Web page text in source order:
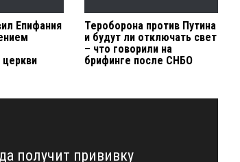
Епифания
Тероборона против Путина
и будут ли отключать свет
– что говорили на
брифинге после СНБО
получит прививку